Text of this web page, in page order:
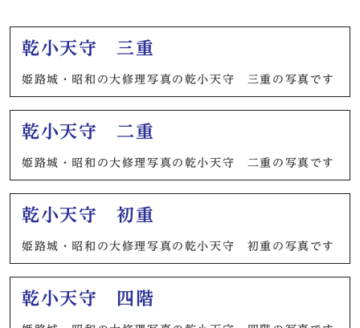
メインメニュー
乾小天守 三重
姫路城・昭和の大修理写真の乾小天守 三重の写真です
乾小天守 二重
姫路城・昭和の大修理写真の乾小天守 二重の写真です
乾小天守 初重
姫路城・昭和の大修理写真の乾小天守 初重の写真です
乾小天守 四階